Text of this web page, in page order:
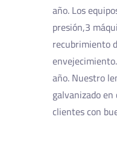
año. Los
presión,3
recubrimiento
año. Nuestro
galvanizado
clientes con